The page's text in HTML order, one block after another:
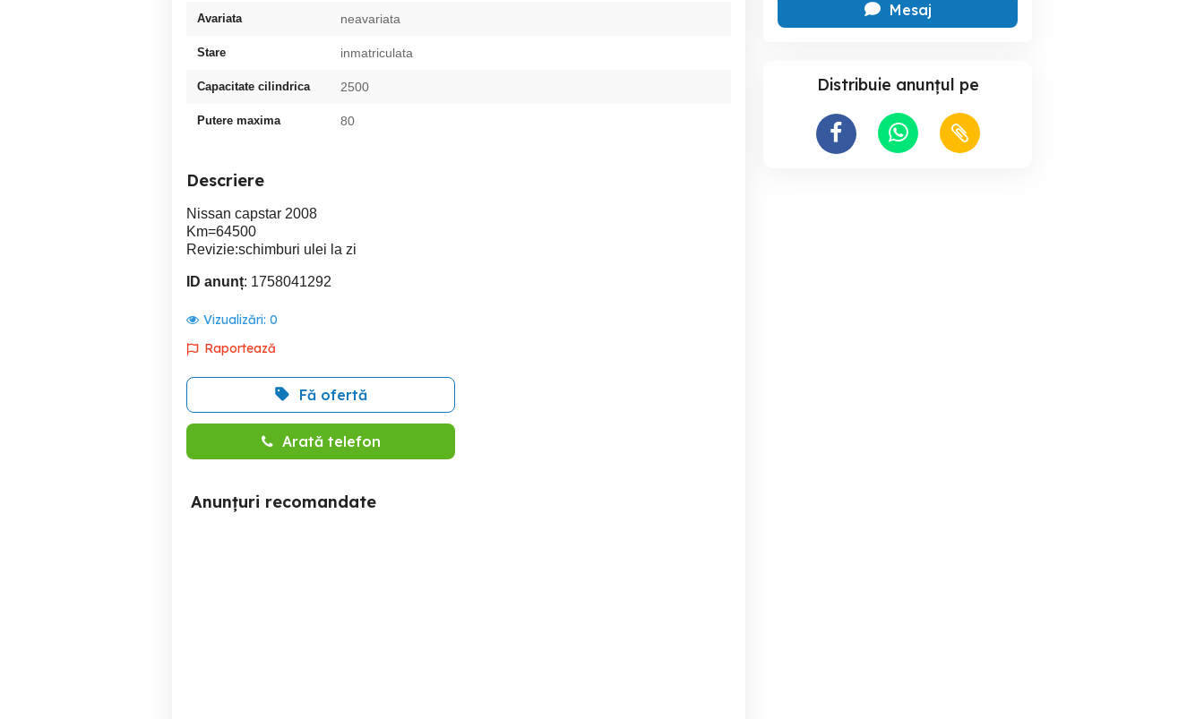
Avariata neavariata
Stare inmatriculata
Capacitate cilindrica 2500
Putere maxima 80
Descriere
Nissan capstar 2008
Km=64500
Revizie:schimburi ulei la zi
ID anunț: 1758041292
Vizualizări: 0
Raportează
Fă ofertă
Arată telefon
Anunțuri recomandate
Mesaj
Distribuie anunțul pe